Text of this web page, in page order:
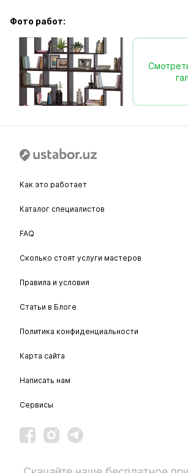
Фото работ:
Как это работает
Каталог специалистов
FAQ
Сколько стоят услуги мастеров
Правила и условия
Статьи в Блоге
Политика конфиденциальности
Карта сайта
Написать нам
Сервисы